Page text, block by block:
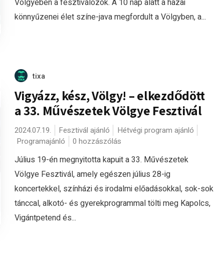
könnyűzenei élet színe-java megfordult a Völgyben, a...
tixa
Vigyázz, kész, Völgy! – elkezdődött
a 33. Művészetek Völgye Fesztivál
2024.07.19. Fesztivál ajánló
Hétvégi program ajánló
Programajánló
0 hozzászólás
Július 19-én megnyitotta kapuit a 33. Művészetek
Völgye Fesztivál, amely egészen július 28-ig
koncertekkel, színházi és irodalmi előadásokkal, sok-sok
tánccal, alkotó- és gyerekprogrammal tölti meg Kapolcs,
Vigántpetend és...